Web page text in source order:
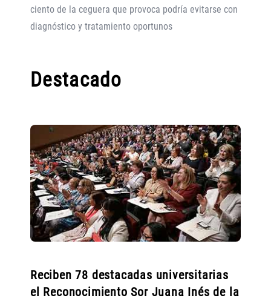
ciento de la ceguera que provoca podría evitarse con
diagnóstico y tratamiento oportunos
Destacado
Reciben 78 destacadas universitarias
el Reconocimiento Sor Juana Inés de la